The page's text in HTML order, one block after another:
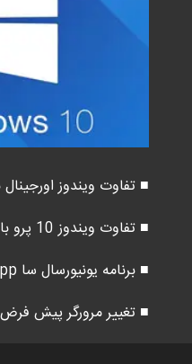
■ تفاوت ویندوز
■ تفاوت ویندوز 10 پرو با ویندوز 10 Home
■ برنامه یونیورسال سا Universal app چیه ؟
■ تغییر مرورگر پیش فرض